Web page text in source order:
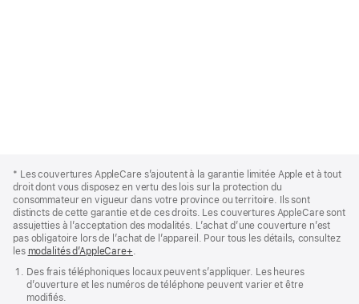
d’assistanceici.
à vous envoyer un nouvel appareil
afin d’éviter l’attente d’une
réparation. Pour voir toutes les
options de réparation proposées,
visitez la page
support.apple.com/fr‑ca/repair.
Footer
* Les couvertures AppleCare s’ajoutent à la garantie limitée Apple et à tout
droit dont vous disposez en vertu des lois sur la protection du
consommateur en vigueur dans votre province ou territoire. Ils sont
distincts de cette garantie et de ces droits. Les couvertures AppleCare sont
assujetties à l’acceptation des modalités. L’achat d’une couverture n’est
pas obligatoire lors de l’achat de l’appareil. Pour tous les détails, consultez
les modalités d’AppleCare+.
Des frais téléphoniques locaux peuvent s’appliquer. Les heures
d’ouverture et les numéros de téléphone peuvent varier et être
modifiés.